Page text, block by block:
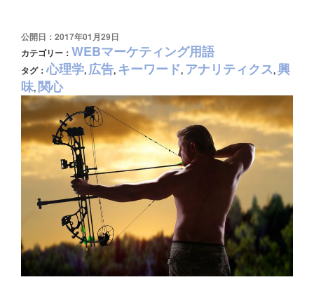
公開日：2017年01月29日
カテゴリー： WEBマーケティング用語
タグ：心理学, 広告, キーワード, アナリティクス,興
味,関心